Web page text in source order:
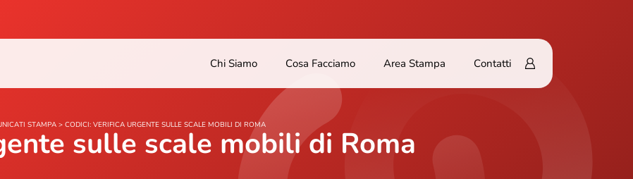
Chi Siamo Cosa Facciamo Area Stampa Contatti
STAMPA > CODICI: VERIFICA URGENTE SULLE SCALE MOBILI DI ROMA
sulle scale mobili di Roma